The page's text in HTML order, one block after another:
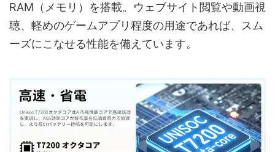
RAM（メモリ）を搭載。ウェブサイト閲覧や動画視
聴、軽めのゲームアプリ程度の用途であれば、スム
ーズにこなせる性能を備えています。